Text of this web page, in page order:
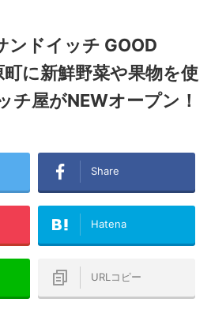
ンドイッチ GOOD
に新鮮野菜や果物を使
チ屋がNEWオープン！
Share
Hatena
URLコピー